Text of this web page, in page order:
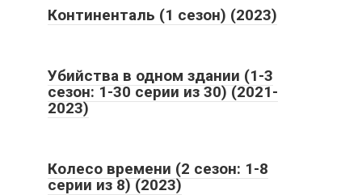
Континенталь (1 сезон) (2023)
Убийства в одном здании (1-3
сезон: 1-30 серии из 30) (2021-
2023)
Колесо времени (2 сезон: 1-8
серии из 8) (2023)